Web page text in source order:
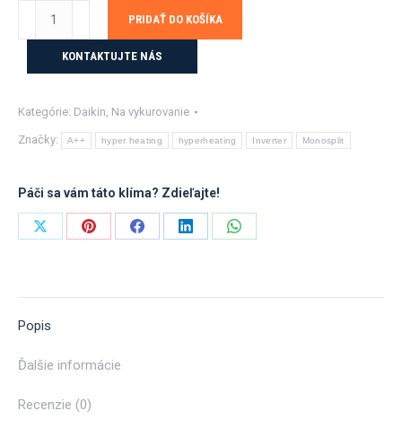
4,2
s
montážou
PRIDAŤ DO KOŠÍKA
KONTAKTUJTE NÁS
Kategórie: Daikin, Na vykurovanie
Značky: A++ hyper heating hyperheating Inverter Monosplit
Páči sa vám táto klíma? Zdieľajte!
Share
Share
Share
Share
Share
Popis
Ďalšie informácie
Recenzie (0)